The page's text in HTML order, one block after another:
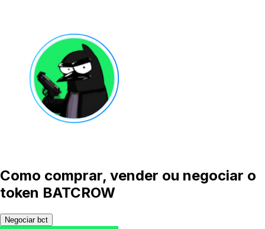
Como comprar, vender ou negociar o
token BATCROW
Negociar bct